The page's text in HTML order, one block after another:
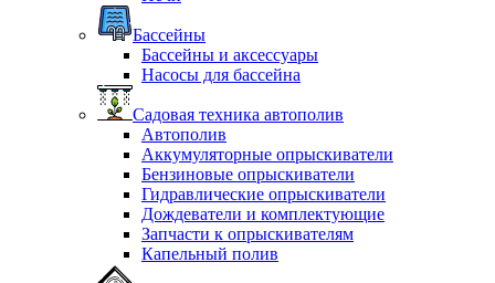
Бассейны
Бассейны и аксессуары
Насосы для бассейна
Садовая техника автополив
Автополив
Аккумуляторные опрыскиватели
Бензиновые опрыскиватели
Гидравлические опрыскиватели
Дождеватели и комплектующие
Запчасти к опрыскивателям
Капельный полив